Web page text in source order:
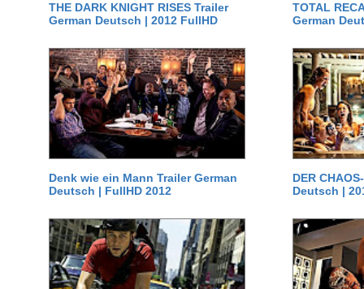
THE DARK KNIGHT RISES Trailer
German Deutsch | 2012 FullHD
TOTAL
German
Denk wie ein Mann Trailer German
Deutsch | FullHD 2012
DER
Deutsch |